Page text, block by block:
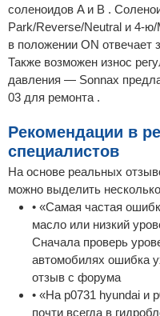
соленоидов A и B .
Park/Reverse/Neutral и 4-
в положении ON отвечает
Также возможен износ
давления — Sonnax
03 для ремонта .
Рекомендации в
специалистов
На основе реальных
можно выделить
• «Самая частая
масло или низкий
Сначала проверь
автомобилях ошибка
отзыв с форума
• «На p0731 hyundai и
почти всегда в